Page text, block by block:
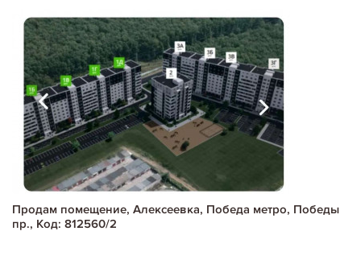
Продам помещение, Алексеевка, Победа метро, Победы
пр., Код: 812560/2